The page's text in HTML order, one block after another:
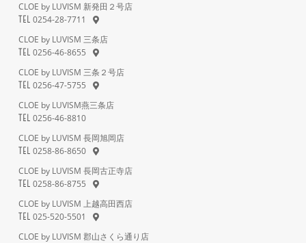
CLOE by LUVISM 新発田２号店
TEL
0254-28-7711
CLOE by LUVISM 三条店
TEL
0256-46-8655
CLOE by LUVISM 三条２号店
TEL
0256-47-5755
CLOE by LUVISM燕三条店
TEL
0256-46-8810
CLOE by LUVISM 長岡旭岡店
TEL
0258-86-8650
CLOE by LUVISM 長岡古正寺店
TEL
0258-86-8755
CLOE by LUVISM 上越高田西店
TEL
025-520-5501
CLOE by LUVISM 郡山さくら通り店